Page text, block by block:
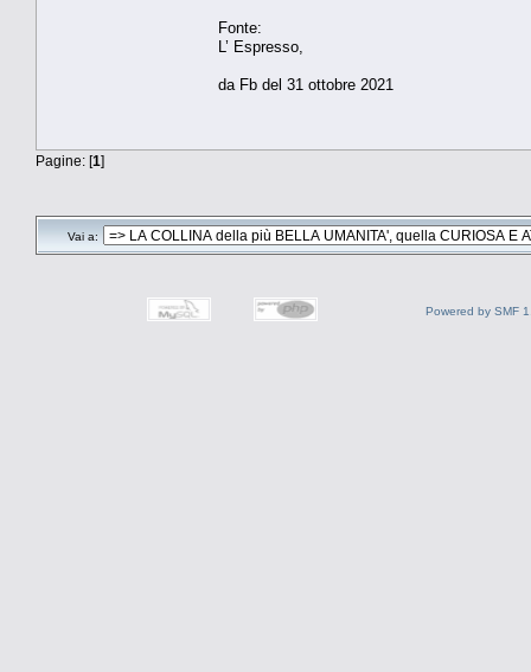
Fonte:
L’ Espresso,
da Fb del 31 ottobre 2021
Pagine: [1]
Vai a:
Powered by SMF